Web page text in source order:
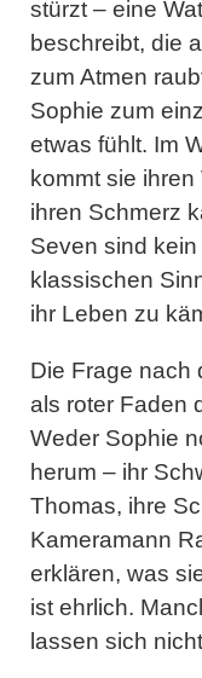
stürzt – eine
beschreibt, die
zum Atmen
Sophie zum
etwas fühlt. Im
kommt sie
ihren Schmerz
Seven sind
klassischen
ihr Leben zu
Die Frage nach
als roter Faden
Weder Sophie
herum – ihr
Thomas, ihre
Kameramann
erklären, was
ist ehrlich.
lassen sich